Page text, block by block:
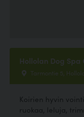
Hollolan Dog Spa
Tarmontie 5, Hollola
Koirien hyvin
ruokaa, leluja,